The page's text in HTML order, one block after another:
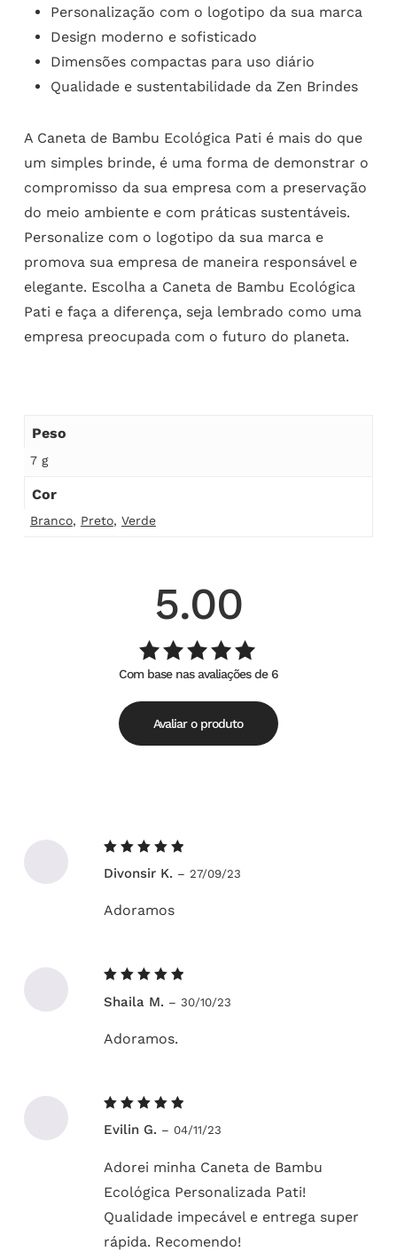
Personalização com o logotipo da sua marca
Design moderno e sofisticado
Dimensões compactas para uso diário
Qualidade e sustentabilidade da Zen Brindes
A Caneta de Bambu Ecológica Pati é mais do que
um simples brinde, é uma forma de demonstrar o
compromisso da sua empresa com a preservação
do meio ambiente e com práticas sustentáveis.
Personalize com o logotipo da sua marca e
promova sua empresa de maneira responsável e
elegante. Escolha a Caneta de Bambu Ecológica
Pati e faça a diferença, seja lembrado como uma
empresa preocupada com o futuro do planeta.
Peso
7 g
Cor
Branco, Preto, Verde
5.00
Avaliação
5.00de
5
Com base nas avaliações de 6
Avaliar o produto
5de 5
Divonsir K. – 27/09/23
Adoramos
5de 5
Shaila M. – 30/10/23
Adoramos.
5de 5
Evilin G. – 04/11/23
Adorei minha Caneta de Bambu
Ecológica Personalizada Pati!
Qualidade impecável e entrega super
rápida. Recomendo!